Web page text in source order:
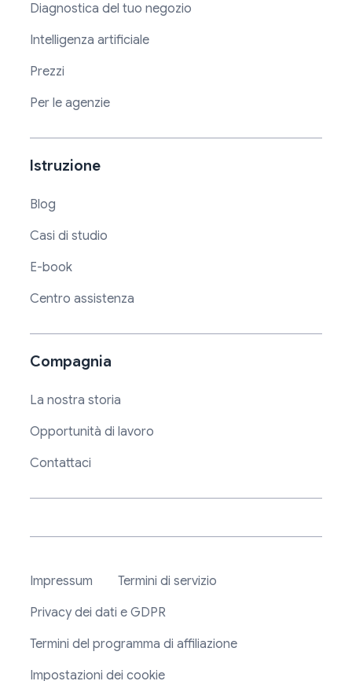
Diagnostica del tuo negozio
Intelligenza artificiale
Prezzi
Per le agenzie
Istruzione
Blog
Casi di studio
E-book
Centro assistenza
Compagnia
La nostra storia
Opportunità di lavoro
Contattaci
Impressum
Termini di servizio
Privacy dei dati e GDPR
Termini del programma di affiliazione
Impostazioni dei cookie